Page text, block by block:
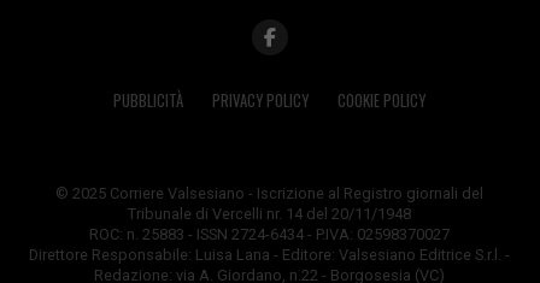
PUBBLICITÀ PRIVACY POLICY COOKIE POLICY
© 2025 Corriere Valsesiano - Iscrizione al Registro giornali del
Tribunale di Vercelli nr. 14 del 20/11/1948
ROC: n. 25883 - ISSN 2724-6434 - P.IVA: 02598370027
Direttore Responsabile: Luisa Lana - Editore: Valsesiano Editrice S.r.l. -
Redazione: via A. Giordano, n.22 - Borgosesia (VC)